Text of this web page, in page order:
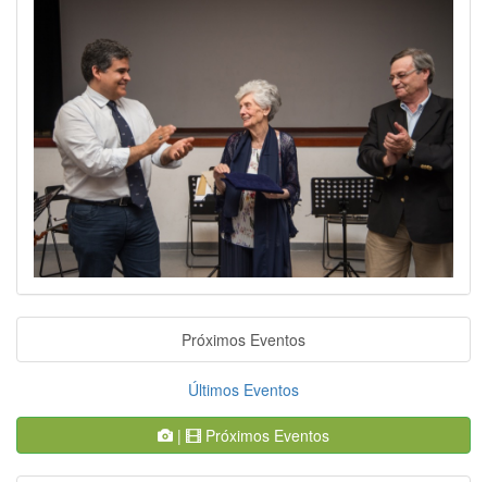
Próximos Eventos
Últimos Eventos
| Próximos Eventos